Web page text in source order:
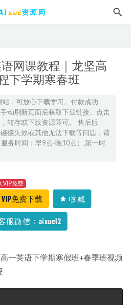
网课教程｜龙坚高
下学期寒春班
，可放心下载学习。付款成功
动刷新页面后获取下载链接。点击
转存或下载资源即可。 售后服
接失效或其他无法下载等问题，请
务时间：早9点-晚10点）,第一时
VIP免费
VIP免费下载 收藏
服微信：aixuel2
一英语下学期寒假班+春季班视频
学a高考数学复习视频教程+讲义（暑
2022宁致远高三物理s班高考复习视
班+秋季班+寒假班+春季班）
主图全套,百度网盘资源打包下载
程巨人小学数学1-6年级全套视频课
下载 2021-12-18